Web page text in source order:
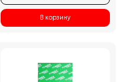
В корзину